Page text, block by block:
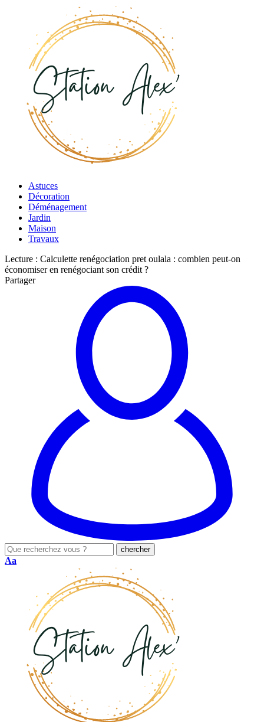
Astuces
Décoration
Déménagement
Jardin
Maison
Travaux
Lecture : Calculette renégociation pret oulala : combien peut-on
économiser en renégociant son crédit ?
Partager
Aa